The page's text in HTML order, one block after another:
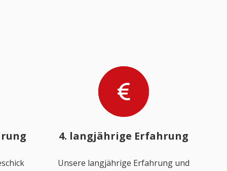
4. langjährige Erfahrung
Unsere langjährige Erfahrung und